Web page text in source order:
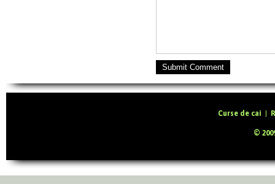
Submit Comment
Curse de cai |
©